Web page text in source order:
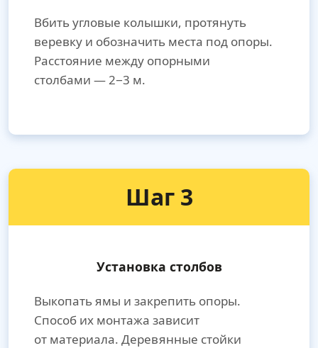
Вбить угловые колышки, протянуть
веревку и обозначить места под опоры.
Расстояние между опорными
столбами — 2−3 м.
Шаг 3
Установка столбов
Выкопать ямы и закрепить опоры.
Способ их монтажа зависит
от материала. Деревянные стойки